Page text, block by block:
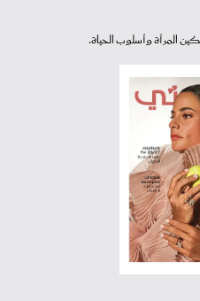
المرأة وأسلوب الحياة.